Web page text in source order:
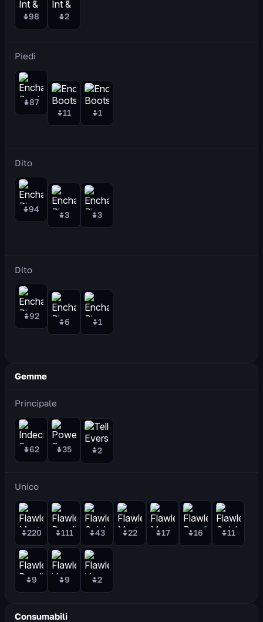
98 2
Piedi
87
11
1
Dito
94
3 3
Dito
92
6 1
Gemme
Principale
62 35 2
Unico
220 111 43 22 17 16 11
9 9 2
Consumabili